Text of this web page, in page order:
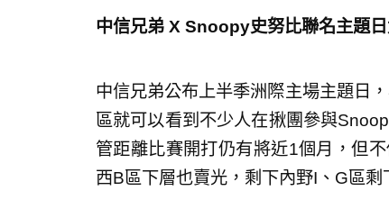
中信兄弟 X Snoopy史努比聯名主題
中信兄弟公布上半季洲際主場主題日
區就可以看到不少人在揪團參與
管距離比賽開打仍有將近1個月，但
西B區下層也賣光，剩下內野I、G區剩